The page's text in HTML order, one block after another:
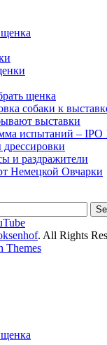
щенка
собаки к
выставки
испытаний – IPO
и раздражители
Немецкой Овчарки
. All Rights
Themes